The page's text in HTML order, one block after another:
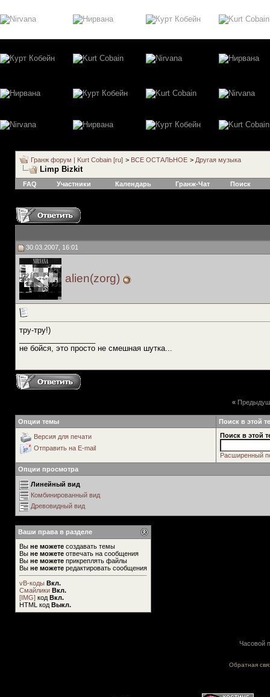
Гранж форум | Kurt Cobain [ru] > ВСЕ ОСТАЛЬНОЕ > Другая музыка
Limp Bizkit
FAQ Участники Календарь Гранж-Чат Поиск
30.03.2007, 16:01
alien(zorg)
тру-тру!)
не бойся, это просто не смешная шутка...
«
Опции темы Поиск в этой
Версия для печати
Отправить на E-mail
Поиск в этой
Расширенный
Опции просмотра
Линейный вид
Комбинированный вид
Древовидный вид
Ваши права в разделе
Вы не можете создавать темы
Вы не можете отвечать на сообщения
Вы не можете прикреплять файлы
Вы не можете редактировать сообщения
vB-коды Вкл.
Смайлики Вкл.
[IMG] код Вкл.
HTML код Выкл.
Часовой
Обратная